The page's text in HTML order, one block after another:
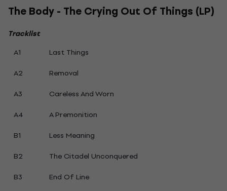
The Body - The Crying Out Of Things (LP)
Tracklist
A1
Last Things
A2
Removal
A3
Careless And Worn
A4
A Premonition
B1
Less Meaning
B2
The Citadel Unconquered
B3
End Of Line